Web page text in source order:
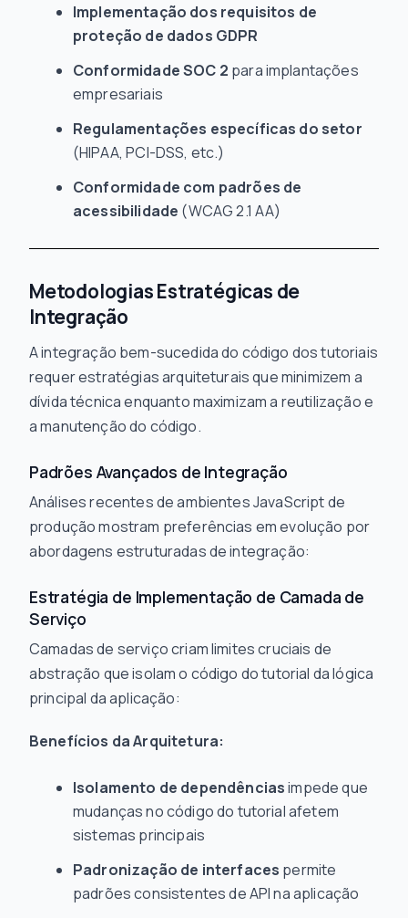
Implementação dos requisitos de
proteção de dados GDPR
Conformidade SOC 2 para implantações
empresariais
Regulamentações específicas do setor
(HIPAA, PCI-DSS, etc.)
Conformidade com padrões de
acessibilidade (WCAG 2.1 AA)
Metodologias Estratégicas de
Integração
A integração bem-sucedida do código dos tutoriais
requer estratégias arquiteturais que minimizem a
dívida técnica enquanto maximizam a reutilização e
a manutenção do código.
Padrões Avançados de Integração
Análises recentes de ambientes JavaScript de
produção mostram preferências em evolução por
abordagens estruturadas de integração:
Estratégia de Implementação de Camada de
Serviço
Camadas de serviço criam limites cruciais de
abstração que isolam o código do tutorial da lógica
principal da aplicação:
Benefícios da Arquitetura:
Isolamento de dependênciasimpede que
mudanças no código do tutorial afetem
sistemas principais
Padronização de interfaces permite
padrões consistentes de API na aplicação